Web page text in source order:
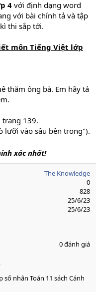
4 với định dạng word
với bài chính tả và tập
thi sắp tới.
môn Tiếng Việt lớp
thăm ông bà. Em hãy tả
trang 139.
lưỡi vào sâu bên trong").
xác nhất!
The Knowledge
0
828
25/6/23
25/6/23
0 đánh giá
số nhân Toán 11 sách Cánh